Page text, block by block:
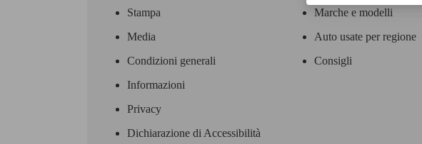
Stampa
Media
Condizioni generali
Informazioni
Privacy
Dichiarazione di Accessibilità
Marche e modelli
Auto usate per regione
Consigli